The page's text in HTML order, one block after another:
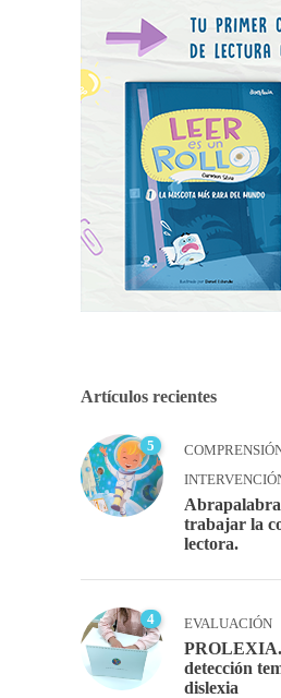
Artículos recientes
5
trabajar la
lectora.
4 EVALUACIÓN
detección
dislexia